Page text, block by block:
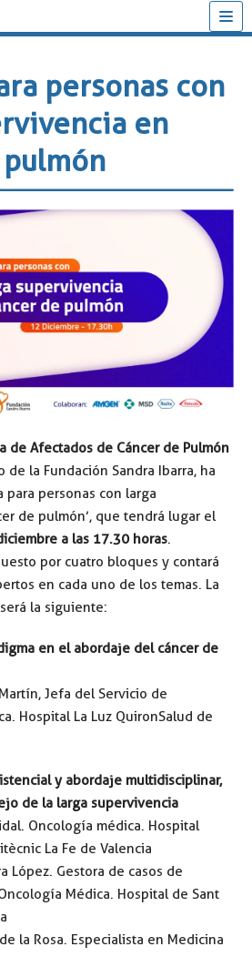
personas con
en
de Afectados de Cáncer de Pulmón
de la Fundación Sandra Ibarra, ha
para personas con larga
de pulmón’, que tendrá lugar el
a las 17.30 horas.
por cuatro bloques y contará
en cada uno de los temas. La
la siguiente:
en el abordaje del cáncer de
Jefa del Servicio de
Hospital La Luz QuironSalud de
y abordaje multidisciplinar,
de la larga supervivencia
Oncología médica. Hospital
La Fe de Valencia
López. Gestora de casos de
Médica. Hospital de Sant
la Rosa. Especialista en Medicina